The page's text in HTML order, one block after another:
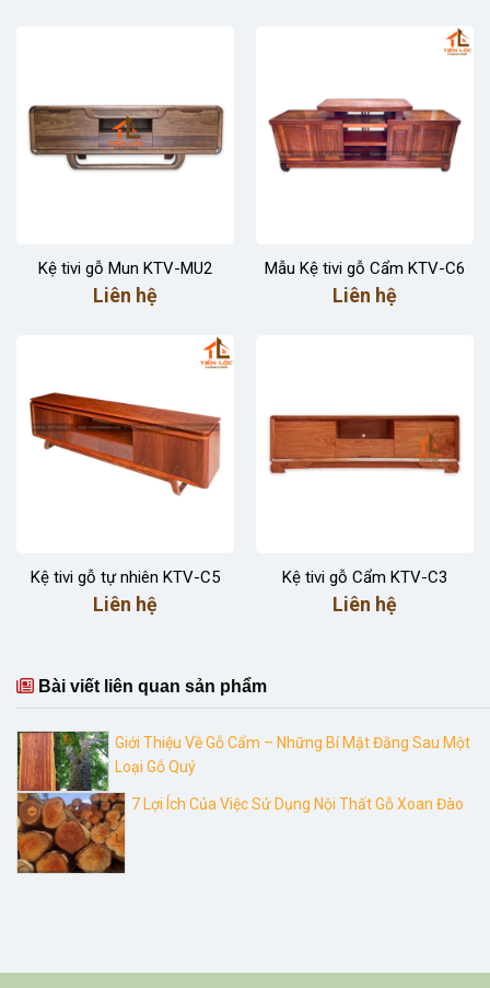
Kệ tivi gỗ Mun KTV-MU2
Liên hệ
Mẫu Kệ tivi gỗ Cẩm KTV-C6
Liên hệ
Kệ tivi gỗ tự nhiên KTV-C5
Liên hệ
Kệ tivi gỗ Cẩm KTV-C3
Liên hệ
Bài viết liên quan sản phẩm
Giới Thiệu Về Gỗ Cẩm – Những Bí Mật Đằng Sau Một
Loại Gỗ Quý
7 Lợi Ích Của Việc Sử Dụng Nội Thất Gỗ Xoan Đào